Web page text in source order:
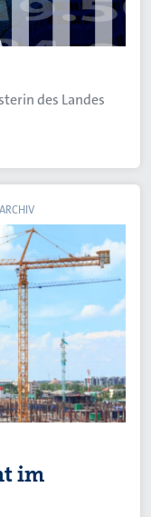
des Landes
ARCHIV
im